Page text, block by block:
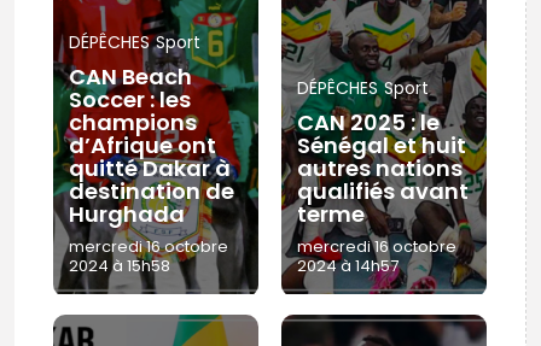
DÉPÊCHES Sport
CAN Beach
Soccer : les
champions
d’Afrique ont
quitté Dakar à
destination de
Hurghada
mercredi 16 octobre
2024 à 15h58
DÉPÊCHES Sport
CAN 2025 : le
Sénégal et huit
autres nations
qualifiés avant
terme
mercredi 16 octobre
2024 à 14h57